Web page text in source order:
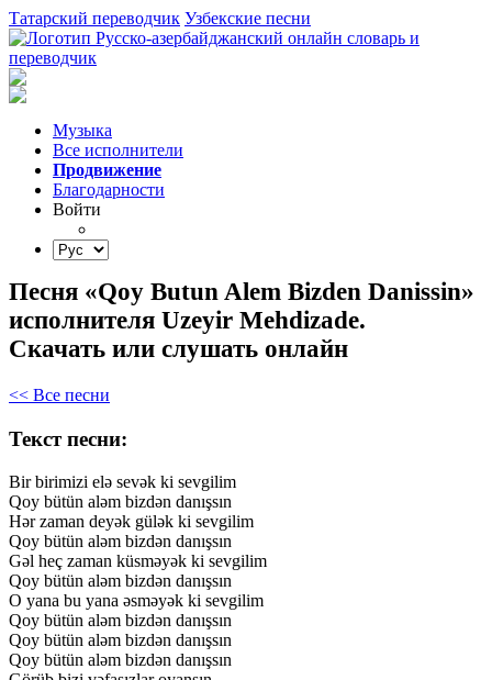
Татарский переводчик Узбекские песни
Музыка
Все исполнители
Продвижение
Благодарности
Войти
Песня «Qoy Butun Alem Bizden Danissin»
исполнителя Uzeyir Mehdizade.
Скачать или слушать онлайн
<< Все песни
Текст песни:
Bir birimizi elə sevək ki sevgilim
Qoy bütün aləm bizdən danışsın
Hər zaman deyək gülək ki sevgilim
Qoy bütün aləm bizdən danışsın
Gəl heç zaman küsməyək ki sevgilim
Qoy bütün aləm bizdən danışsın
O yana bu yana əsməyək ki sevgilim
Qoy bütün aləm bizdən danışsın
Qoy bütün aləm bizdən danışsın
Qoy bütün aləm bizdən danışsın